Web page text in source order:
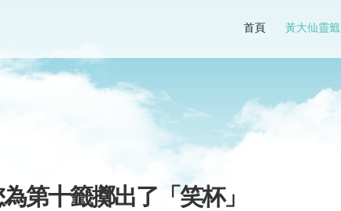
首頁 黃大仙靈籤
第十籤擲出了「笑杯」